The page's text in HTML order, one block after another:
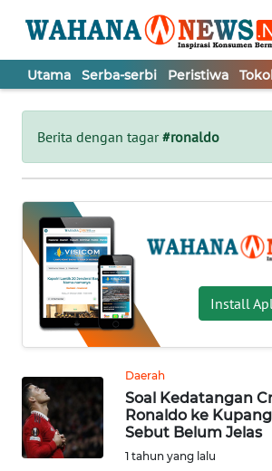
Utama Serba-serbi Peristiwa
Berita dengan tagar#ronaldo
Install
Daerah
Soal Kedatangan
Ronaldo ke
Sebut Belum Jelas
1 tahun yang lalu
Tutup
UTAMA
SERBA-
SERBI
PERISTIWA
TOKOH
OPINI
Informasi